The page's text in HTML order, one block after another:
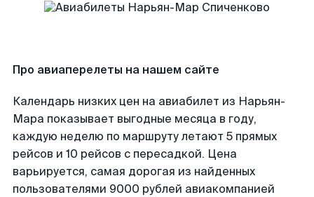
Про авиаперелеты на нашем сайте
Календарь низких цен на авиабилет из Нарьян-
Мара показывает выгодные месяца в году,
каждую неделю по маршруту летают 5 прямых
рейсов и 10 рейсов с пересадкой. Цена
варьируется, самая дорогая из найденных
пользователями 9000 рублей авиакомпанией